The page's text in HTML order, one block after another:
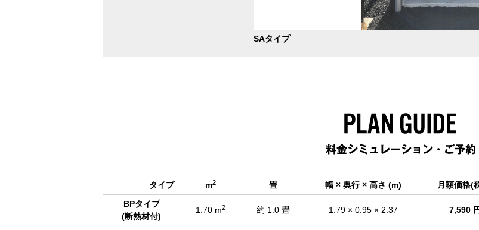
SNタイプ
タイプ m2 畳 幅 × 奥行 × 高さ (m) 月額価格(
BPタイプ
(断熱材付)
1.70 m2 約 1.0 畳 1.79 × 0.95 × 2.37 7,590